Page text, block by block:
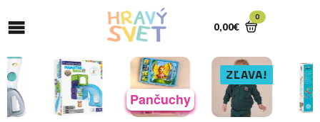
0,00€
0
ZĽAVA!
Pančuchy